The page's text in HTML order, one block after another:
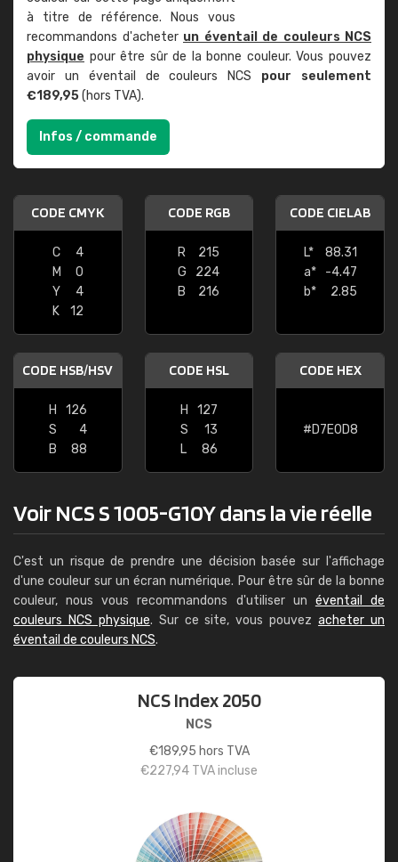
à titre de référence. Nous vous
recommandons d'acheter un éventail de couleurs NCS
physique pour être sûr de la bonne couleur. Vous pouvez
avoir un éventail de couleurs NCS pour seulement
€189,95(hors TVA).
Infos / commande
CODE CMYK
C
4
M
0
Y
4
K
12
CODE RGB
R
215
G
224
B
216
CODE CIELAB
L*
88.31
a*
-4.47
b*
2.85
CODE HSB/HSV
H
126
S
4
B
88
CODE HSL
H
127
S
13
L
86
CODE HEX
#D7E0D8
Voir NCS S 1005-G10Y dans la vie réelle
C'est un risque de prendre une décision basée sur l'affichage
d'une couleur sur un écran numérique. Pour être sûr de la bonne
couleur, nous vous recommandons d'utiliser un éventail de
couleurs NCS physique. Sur ce site, vous pouvezacheter un
éventail de couleurs NCS.
NCS Index 2050
NCS
€189,95 hors TVA
€227,94 TVA incluse